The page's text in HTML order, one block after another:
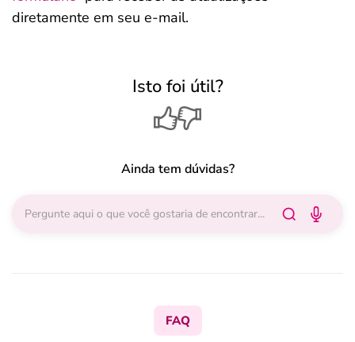
diretamente em seu e-mail.
Isto foi útil?
Ainda tem dúvidas?
FAQ